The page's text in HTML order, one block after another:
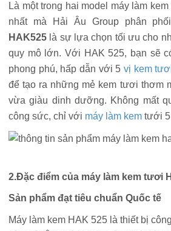
Là một trong hai model máy làm
nhất mà Hải Âu Group phân
HAK525 là sự lựa chọn tối ưu cho
quy mô lớn. Với HAK 525, bạn sẽ
phong phú, hấp dẫn với 5 vị kem
để tạo ra những mẻ kem tươi thơm
vừa giàu dinh dưỡng. Không mất
công sức, chỉ với máy làm kem tưới 5
2.Đặc điểm của máy làm kem tươi
Sản phẩm đạt tiêu chuẩn Quốc tế
Máy làm kem HAK 525 là thiết bị